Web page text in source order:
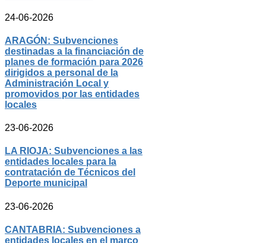
24-06-2026
ARAGÓN: Subvenciones
destinadas a la financiación de
planes de formación para 2026
dirigidos a personal de la
Administración Local y
promovidos por las entidades
locales
23-06-2026
LA RIOJA: Subvenciones a las
entidades locales para la
contratación de Técnicos del
Deporte municipal
23-06-2026
CANTABRIA: Subvenciones a
entidades locales en el marco